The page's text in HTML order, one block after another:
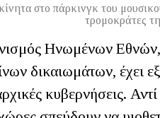
στο πάρκινγκ του
τρομοκράτες
Ηνωμένων Εθνών,
δικαιωμάτων, έχει
κυβερνήσεις.